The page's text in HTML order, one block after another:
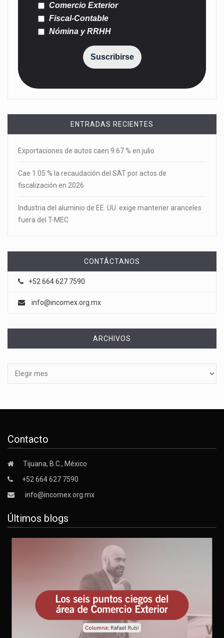
Comercio Exterior
Fiscal-Contable
Nómina y RRHH
Suscribirse
ENTRADAS RECIENTES
Exportaciones de autos caen 9.67 % en julio
Cae 1.05 % la recaudación del SAT por actos de
fiscalización en 2026
Industria del aluminio de EE. UU. exige mantener aranceles
fuera del T-MEC
CONTÁCTANOS
+52 664 627 7590
info@incomex.org.mx
ARCHIVOS
Contacto
Tijuana, B.C., México
+52 664 627 7590
info@incomex.org.mx
Últimos blogs